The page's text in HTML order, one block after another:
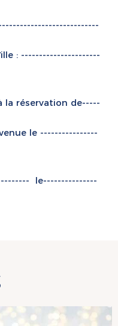
: ----------------------
la réservation de-----
le ----------------
le---------------